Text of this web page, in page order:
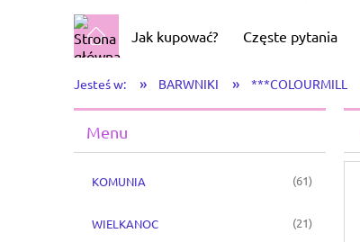
Jak kupować? Częste pytania
Jesteś w: » BARWNIKI » ***COLOURMILL
Menu
KOMUNIA (61)
WIELKANOC (21)